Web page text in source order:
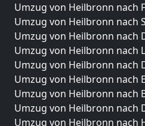
Umzug von Heilbronn nach
Umzug von Heilbronn nach
Umzug von Heilbronn nach
Umzug von Heilbronn nach
Umzug von Heilbronn nach
Umzug von Heilbronn nach
Umzug von Heilbronn nach
Umzug von Heilbronn nach
Umzug von Heilbronn nach